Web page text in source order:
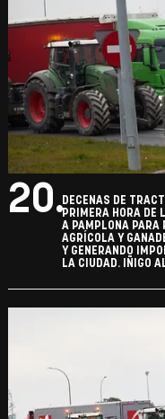
20.DECENAS DE
PRIMERA HORA DE
A PAMPLONA PARA
AGRÍCOLA Y
Y GENERANDO
LA CIUDAD. IÑIGO